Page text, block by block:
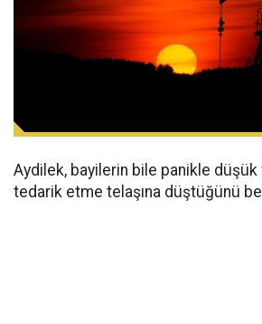
Aydilek, bayilerin bile panikle
tedarik etme telaşına düştüğünü